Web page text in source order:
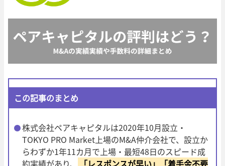
この記事のまとめ
株式会社ペアキャピタルは2020年10月設立・
TOKYO PRO Market上場のM&A仲介会社で、設立か
らわずか1年11カ月で上場・最短48日のスピード成